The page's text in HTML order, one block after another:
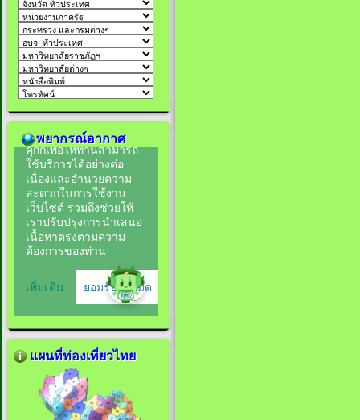
พยากรณ์อากาศ
แผนที่ท่องเที่ยวไทย